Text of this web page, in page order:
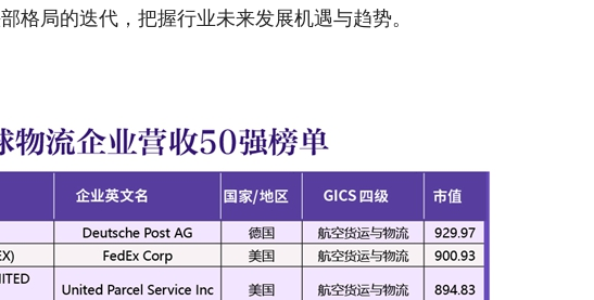
格局的迭代，把握行业未来发展机遇与趋势。